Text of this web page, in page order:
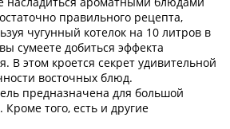
правильного рецепта,
чугунный котелок на 10 литров в
сумеете добиться эффекта
В этом кроется секрет удивительной
восточных блюд.
предназначена для большой
того, есть и другие